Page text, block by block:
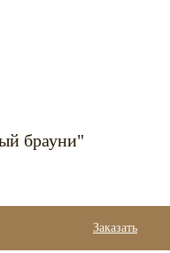
брауни"
Заказать